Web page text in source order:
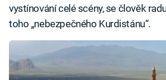
vystínování celé scény, se člověk
toho „nebezpečného Kurdistánu“.